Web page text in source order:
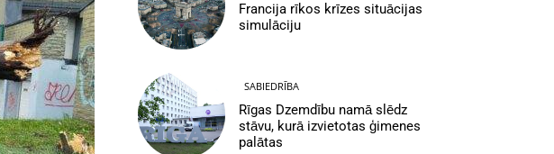
Francija rīkos krīzes situācijas
simulāciju
SABIEDRĪBA
Rīgas Dzemdību namā slēdz
stāvu, kurā izvietotas ģimenes
palātas